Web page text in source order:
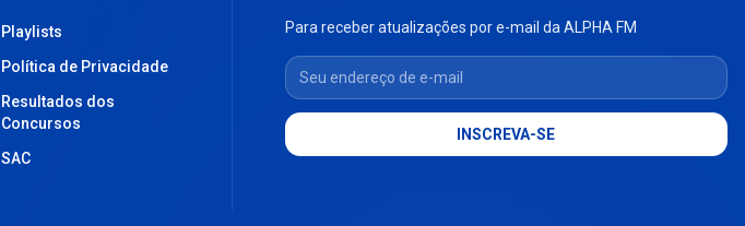
Playlists
Política de Privacidade
Resultados dos
Concursos
SAC
Para receber atualizações por e-mail da ALPHA FM
Seu endereço de e-mail
INSCREVA-SE